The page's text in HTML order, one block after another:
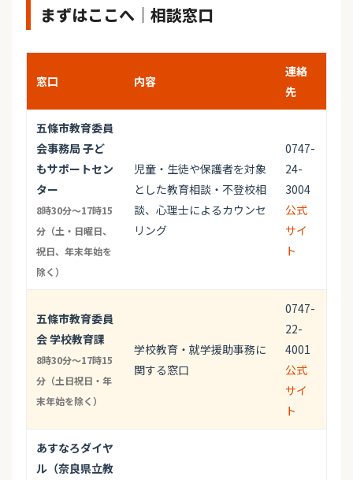
まずはここへ｜相談窓口
窓口 内容
連絡
先
五條市教育委員
会事務局 子ど
もサポートセン
ター
8時30分〜17時15
分（土・日曜日、
祝日、年末年始を
除く）
児童・生徒や保護者を対象
とした教育相談・不登校相
談、心理士によるカウンセ
リング
0747-
24-
3004
公式
サイ
ト
五條市教育委員
会 学校教育課
8時30分〜17時15
分（土日祝日・年
末年始を除く）
学校教育・就学援助事務に
関する窓口
0747-
22-
4001
公式
サイ
ト
あすなろダイヤ
ル（奈良県立教